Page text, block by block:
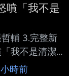
噴「我不是
輔 3.完整新
我不是清潔
文: 一名陳
時前